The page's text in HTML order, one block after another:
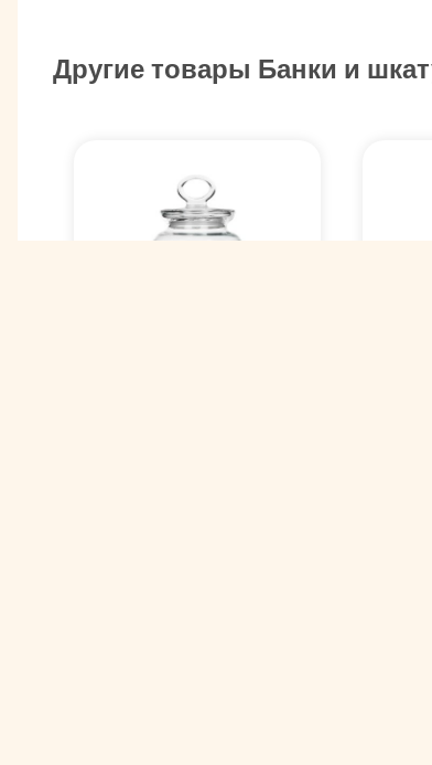
Другие товары Банки и